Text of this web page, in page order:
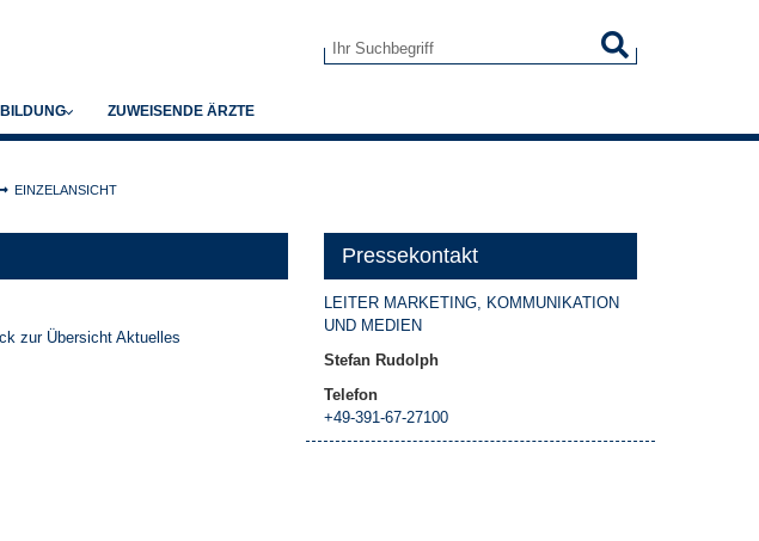
Suchformular Suchen
ZUWEISENDE ÄRZTE
EINZELANSICHT
zur Übersicht Aktuelles
Pressekontakt
LEITER MARKETING, KOMMUNIKATION
UND MEDIEN
Stefan Rudolph
Telefon
+49-391-67-27100